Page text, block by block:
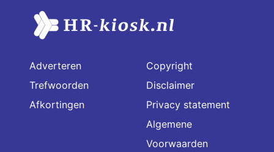
Adverteren
Trefwoorden
Afkortingen
Copyright
Disclaimer
Privacy statement
Algemene
Voorwaarden